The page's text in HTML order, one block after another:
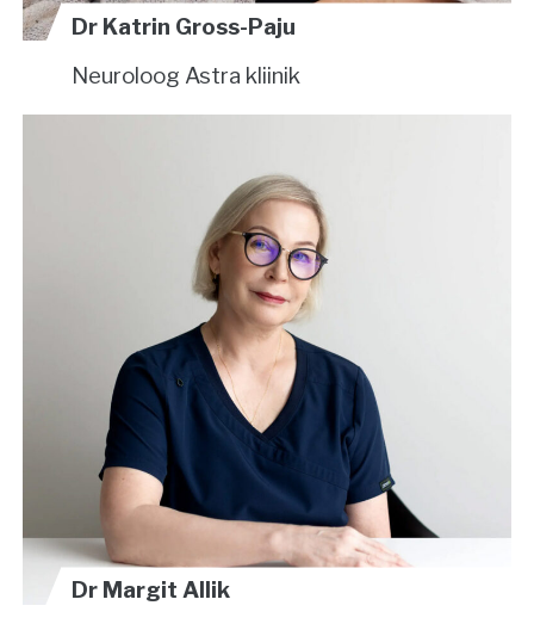
Dr Katrin Gross-Paju
Neuroloog Astra kliinik
Dr Margit Allik